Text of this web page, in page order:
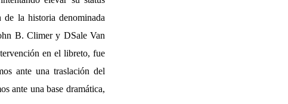
la historia denominada
B. Climer y DSale Van
en el libreto, fue
ante una traslación del
ante una base dramática,